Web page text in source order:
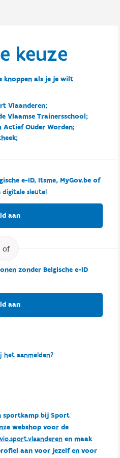
keuze
knoppen als je je wilt
Vlaanderen;
Vlaamse Trainersschool;
Ouder Worden;
e-ID, Itsme, MyGov.be of
digitale sleutel
aan
zonder Belgische e-ID
aan
het aanmelden?
sportkamp bij Sport
webshop voor de
en maak
aan voor jezelf en voor